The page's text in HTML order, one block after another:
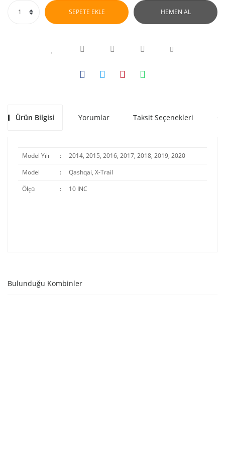
SEPETE EKLE HEMEN AL
Ürün Bilgisi Yorumlar Taksit Seçenekleri
Model Yılı :
2014, 2015, 2016, 2017, 2018, 2019, 2020
Model
:
Qashqai, X-Trail
Ölçü
: 10 INC
Bulunduğu Kombinler